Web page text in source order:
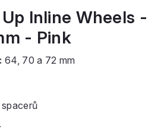
Inline Wheels -
- Pink
64, 70 a 72 mm